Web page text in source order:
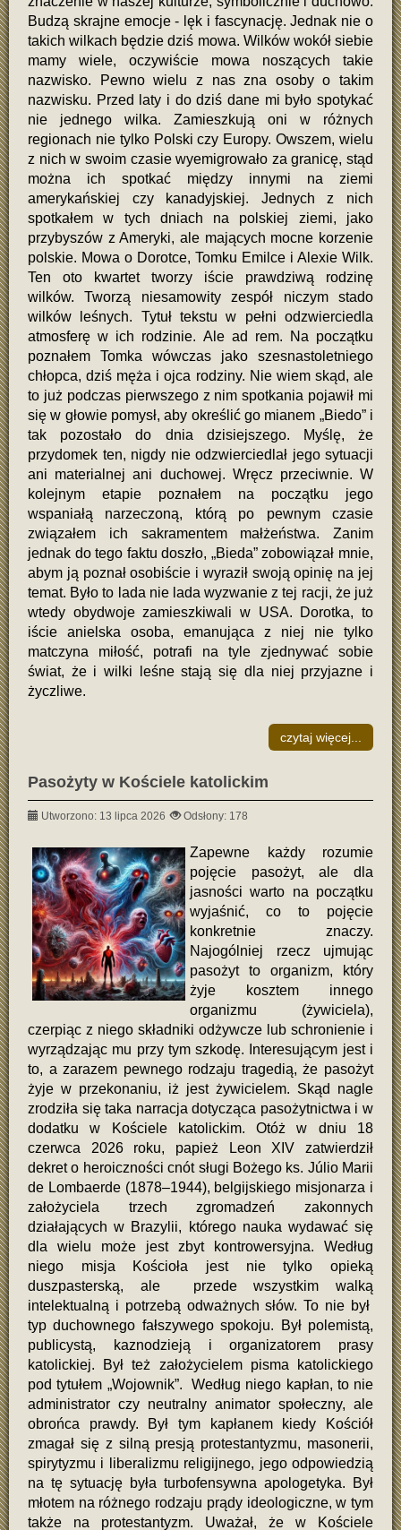
Budzą skrajne emocje - lęk i fascynację. Jednak nie o
takich wilkach będzie dziś mowa. Wilków wokół siebie
mamy wiele, oczywiście mowa noszących takie
nazwisko. Pewno wielu z nas zna osoby o takim
nazwisku. Przed laty i do dziś dane mi było spotykać
nie jednego wilka. Zamieszkują oni w różnych
regionach nie tylko Polski czy Europy. Owszem, wielu
z nich w swoim czasie wyemigrowało za granicę, stąd
można ich spotkać między innymi na ziemi
amerykańskiej czy kanadyjskiej. Jednych z nich
spotkałem w tych dniach na polskiej ziemi, jako
przybyszów z Ameryki, ale mających mocne korzenie
polskie. Mowa o Dorotce, Tomku Emilce i Alexie Wilk.
Ten oto kwartet tworzy iście prawdziwą rodzinę
wilków. Tworzą niesamowity zespół niczym stado
wilków leśnych. Tytuł tekstu w pełni odzwierciedla
atmosferę w ich rodzinie. Ale ad rem. Na początku
poznałem Tomka wówczas jako szesnastoletniego
chłopca, dziś męża i ojca rodziny. Nie wiem skąd, ale
to już podczas pierwszego z nim spotkania pojawił mi
się w głowie pomysł, aby określić go mianem „Biedo” i
tak pozostało do dnia dzisiejszego. Myślę, że
przydomek ten, nigdy nie odzwierciedlał jego sytuacji
ani materialnej ani duchowej. Wręcz przeciwnie. W
kolejnym etapie poznałem na początku jego
wspaniałą narzeczoną, którą po pewnym czasie
związałem ich sakramentem małżeństwa. Zanim
jednak do tego faktu doszło, „Bieda” zobowiązał mnie,
abym ją poznał osobiście i wyraził swoją opinię na jej
temat. Było to lada nie lada wyzwanie z tej racji, że już
wtedy obydwoje zamieszkiwali w USA. Dorotka, to
iście anielska osoba, emanująca z niej nie tylko
matczyna miłość, potrafi na tyle zjednywać sobie
świat, że i wilki leśne stają się dla niej przyjazne i
życzliwe.
czytaj więcej...
Pasożyty w Kościele katolickim
Utworzono: 13 lipca 2026 Odsłony: 178
Zapewne każdy rozumie
pojęcie pasożyt, ale dla
jasności warto na początku
wyjaśnić, co to pojęcie
konkretnie znaczy.
Najogólniej rzecz ujmując
pasożyt to organizm, który
żyje kosztem innego
organizmu (żywiciela),
czerpiąc z niego składniki odżywcze lub schronienie i
wyrządzając mu przy tym szkodę. Interesującym jest i
to, a zarazem pewnego rodzaju tragedią, że pasożyt
żyje w przekonaniu, iż jest żywicielem. Skąd nagle
zrodziła się taka narracja dotycząca pasożytnictwa i w
dodatku w Kościele katolickim. Otóż w dniu 18
czerwca 2026 roku, papież Leon XIV zatwierdził
dekret o heroiczności cnót sługi Bożego ks. Júlio Marii
de Lombaerde (1878–1944), belgijskiego misjonarza i
założyciela trzech zgromadzeń zakonnych
działających w Brazylii, którego nauka wydawać się
dla wielu może jest zbyt kontrowersyjna. Według
niego misja Kościoła jest nie tylko opieką
duszpasterską, ale przede wszystkim walką
intelektualną i potrzebą odważnych słów. To nie był
typ duchownego fałszywego spokoju. Był polemistą,
publicystą, kaznodzieją i organizatorem prasy
katolickiej. Był też założycielem pisma katolickiego
pod tytułem „Wojownik”. Według niego kapłan, to nie
administrator czy neutralny animator społeczny, ale
obrońca prawdy. Był tym kapłanem kiedy Kościół
zmagał się z silną presją protestantyzmu, masonerii,
spirytyzmu i liberalizmu religijnego, jego odpowiedzią
na tę sytuację była turbofensywna apologetyka. Był
młotem na różnego rodzaju prądy ideologiczne, w tym
także na protestantyzm. Uważał, że w Kościele